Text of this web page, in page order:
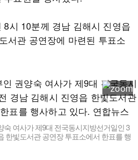
8시 10분께 경남 김해시 진영읍
서관 공연장에 마련된 투표소
숙 여사가 제9대 전국동시지방선거일인 3
한빛도서관 공연장 투표소에서 한표를 행